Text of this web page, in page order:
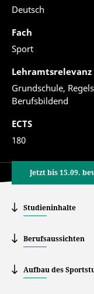
Deutsch
Fach
Sport
Lehramtsrelevanz
Grundschule,
Berufsbildend
ECTS
180
Jetzt bis 15.09.
Studieninhalte
Berufsaussichten
Aufbau des